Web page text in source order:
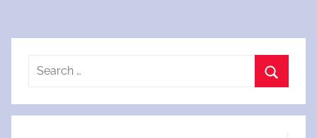
Search